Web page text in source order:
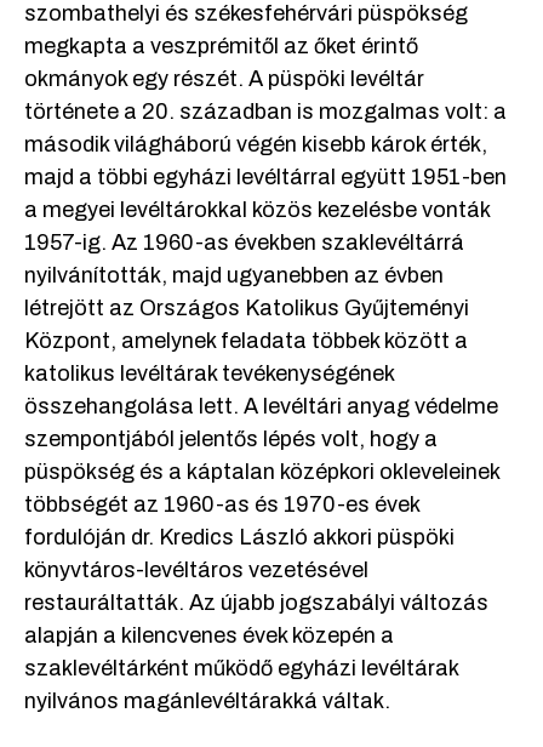
szombathelyi és székesfehérvári püspökség
megkapta a veszprémitől az őket érintő
okmányok egy részét. A püspöki levéltár
története a 20. században is mozgalmas volt: a
második világháború végén kisebb károk érték,
majd a többi egyházi levéltárral együtt 1951-ben
a megyei levéltárokkal közös kezelésbe vonták
1957-ig. Az 1960-as években szaklevéltárrá
nyilvánították, majd ugyanebben az évben
létrejött az Országos Katolikus Gyűjteményi
Központ, amelynek feladata többek között a
katolikus levéltárak tevékenységének
összehangolása lett. A levéltári anyag védelme
szempontjából jelentős lépés volt, hogy a
püspökség és a káptalan középkori okleveleinek
többségét az 1960-as és 1970-es évek
fordulóján dr. Kredics László akkori püspöki
könyvtáros-levéltáros vezetésével
restauráltatták. Az újabb jogszabályi változás
alapján a kilencvenes évek közepén a
szaklevéltárként működő egyházi levéltárak
nyilvános magánlevéltárakká váltak.